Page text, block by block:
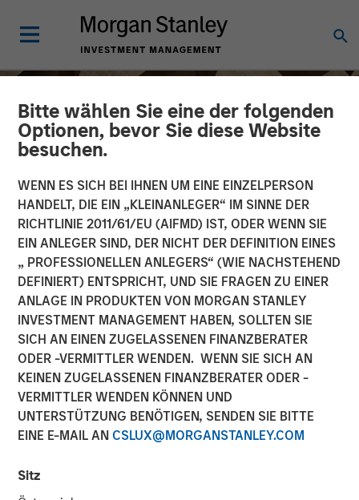
Bitte wählen Sie eine der folgenden
Optionen, bevor Sie diese Website
besuchen.
WENN ES SICH BEI IHNEN UM EINE EINZELPERSON
HANDELT, DIE EIN „KLEINANLEGER“ IM SINNE DER
RICHTLINIE 2011/61/EU (AIFMD) IST, ODER WENN SIE
EIN ANLEGER SIND, DER NICHT DER DEFINITION EINES
„ PROFESSIONELLEN ANLEGERS“ (WIE NACHSTEHEND
DEFINIERT) ENTSPRICHT, UND SIE FRAGEN ZU EINER
ANLAGE IN PRODUKTEN VON MORGAN STANLEY
INVESTMENT MANAGEMENT HABEN, SOLLTEN SIE
SICH AN EINEN ZUGELASSENEN FINANZBERATER
ODER -VERMITTLER WENDEN. WENN SIE SICH AN
KEINEN ZUGELASSENEN FINANZBERATER ODER -
VERMITTLER WENDEN KÖNNEN UND
UNTERSTÜTZUNG BENÖTIGEN, SENDEN SIE BITTE
EINE E-MAIL AN CSLUX@MORGANSTANLEY.COM
Sitz
INSIGHTS
Craig Brandon on CNBC
The Exchange
26 MÄRZ 2025
The Author